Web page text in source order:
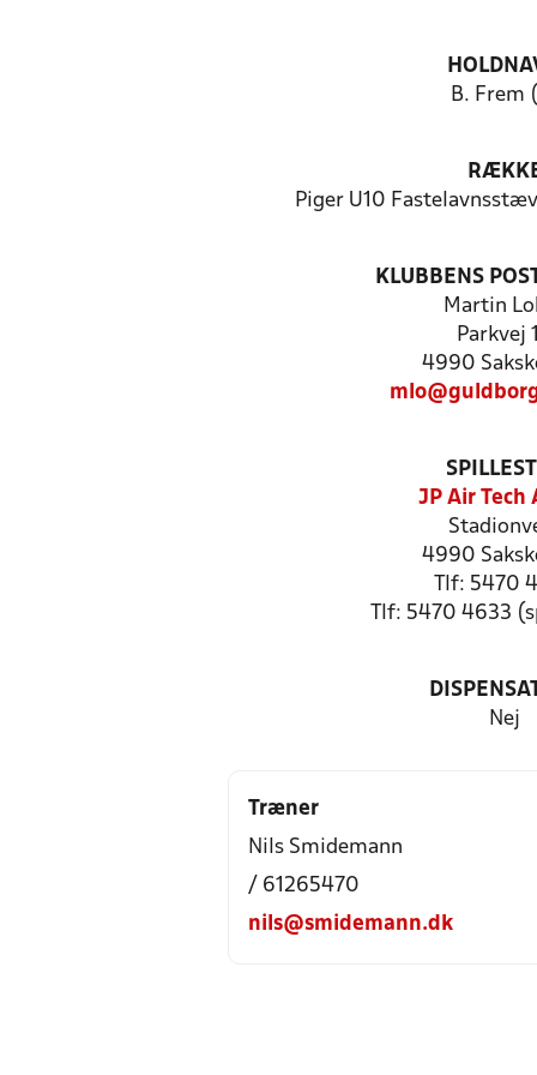
B. Frem
Piger U10
KLUBBENS
Martin
Parkvej
4990
JP Air Tech
4990
Tlf: 5470
Tlf: 5470 4633
Nej
Træner
Nils Smidemann
/ 61265470
nils@smidemann.dk